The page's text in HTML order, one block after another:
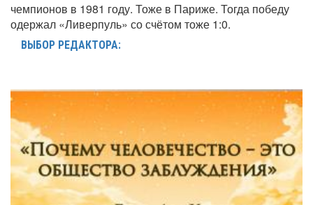
чемпионов в 1981 году. Тоже в Париже. Тогда победу
одержал «Ливерпуль» со счётом тоже 1:0.
ВЫБОР РЕДАКТОРА: